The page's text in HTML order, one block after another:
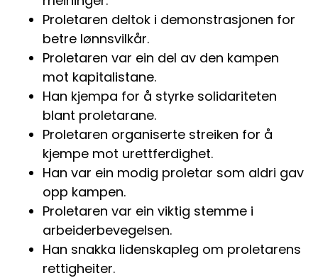
Proletaren deltok i demonstrasjonen for
betre lønnsvilkår.
Proletaren var ein del av den kampen
mot kapitalistane.
Han kjempa for å styrke solidariteten
blant proletarane.
Proletaren organiserte streiken for å
kjempe mot urettferdighet.
Han var ein modig proletar som aldri gav
opp kampen.
Proletaren var ein viktig stemme i
arbeiderbevegelsen.
Han snakka lidenskapleg om proletarens
rettigheiter.